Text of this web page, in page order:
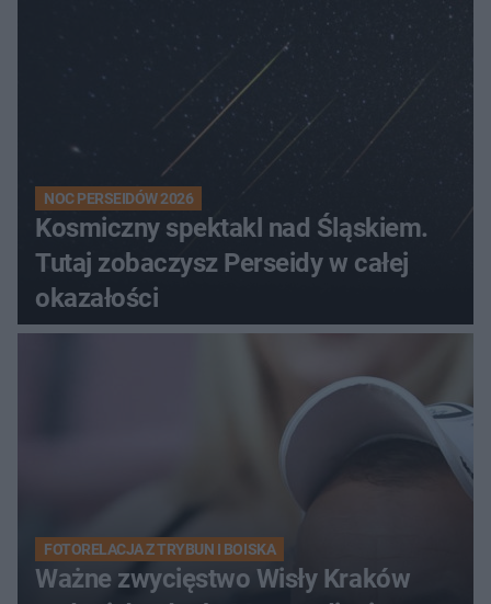
NOC PERSEIDÓW 2026
Kosmiczny spektakl nad Śląskiem.
Tutaj zobaczysz Perseidy w całej
okazałości
FOTORELACJA Z TRYBUN I BOISKA
Ważne zwycięstwo Wisły Kraków